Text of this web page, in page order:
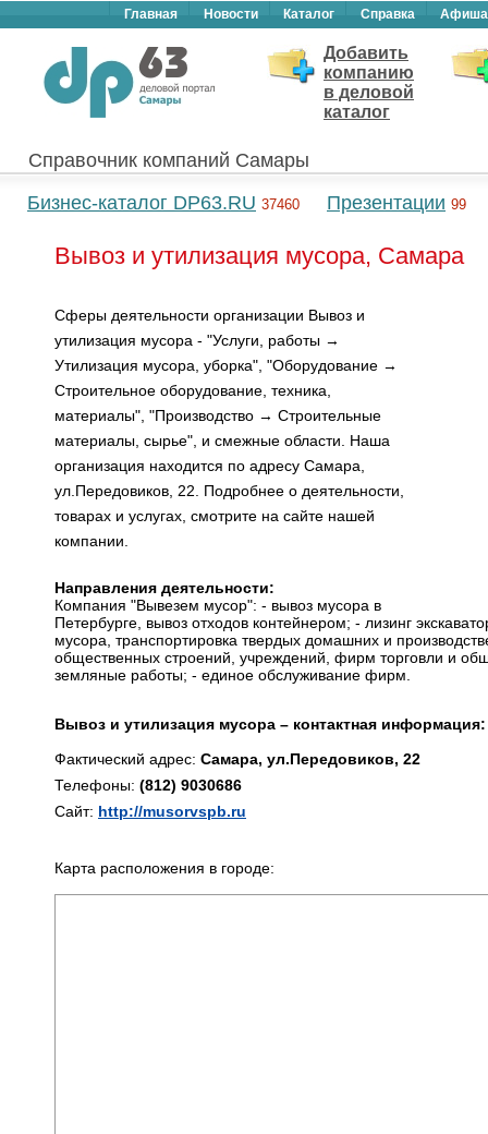
Главная Новости Каталог Справка Афиша
Добавить
компанию
в деловой
каталог
Справочник компаний Самары
Бизнес-каталог DP63.RU 37460 Презентации 99
Вывоз и утилизация мусора, Самара
Сферы деятельности организации Вывоз и
утилизация мусора - "Услуги, работы →
Утилизация мусора, уборка", "Оборудование →
Строительное оборудование, техника,
материалы", "Производство → Строительные
материалы, сырье", и смежные области. Наша
организация находится по адресу Самара,
ул.Передовиков, 22. Подробнее о деятельности,
товарах и услугах, смотрите на сайте нашей
компании.
Направления деятельности:
Компания "Вывезем мусор": - вывоз мусора в
Петербурге, вывоз отходов контейнером; - лизинг
мусора, транспортировка твердых домашних и
общественных строений, учреждений, фирм торговли и
земляные работы; - единое обслуживание фирм.
Вывоз и утилизация мусора – контактная информация:
Фактический адрес: Самара, ул.Передовиков, 22
Телефоны: (812) 9030686
Сайт: http://musorvspb.ru
Карта расположения в городе: